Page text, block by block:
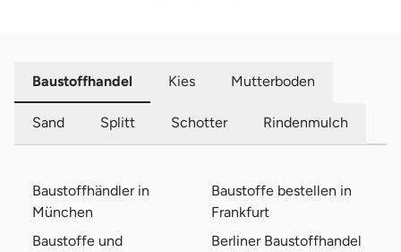
Baustoffhandel Kies Mutterboden
Sand Splitt Schotter Rindenmulch
Baustoffhändler in
München
Baustoffe bestellen in
Frankfurt
Baustoffe und
Berliner Baustoffhandel